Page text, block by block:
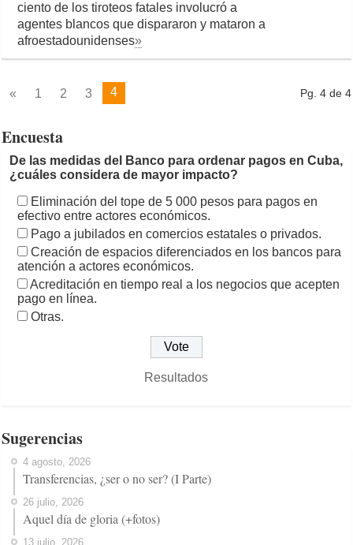
ciento de los tiroteos fatales involucró a
agentes blancos que dispararon y mataron a
afroestadounidenses»
Pg. 4 de 4
« 1 2 3 4
Encuesta
De las medidas del Banco para ordenar pagos en Cuba,
¿cuáles considera de mayor impacto?
Eliminación del tope de 5 000 pesos para pagos en
efectivo entre actores económicos.
Pago a jubilados en comercios estatales o privados.
Creación de espacios diferenciados en los bancos para
atención a actores económicos.
Acreditación en tiempo real a los negocios que acepten
pago en línea.
Otras.
Resultados
Sugerencias
4 agosto, 2026
Transferencias, ¿ser o no ser? (I Parte)
26 julio, 2026
Aquel día de gloria (+fotos)
13 julio, 2026